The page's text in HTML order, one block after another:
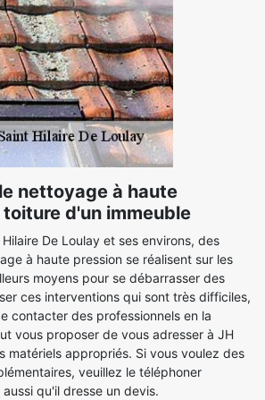
nettoyage à haute
d'un immeuble
De Loulay et ses environs, des
à haute pression se réalisent sur les
moyens pour se débarrasser des
ces interventions qui sont très difficiles,
contacter des professionnels en la
vous proposer de vous adresser à JH
matériels appropriés. Si vous voulez des
veuillez le téléphoner
qu'il dresse un devis.